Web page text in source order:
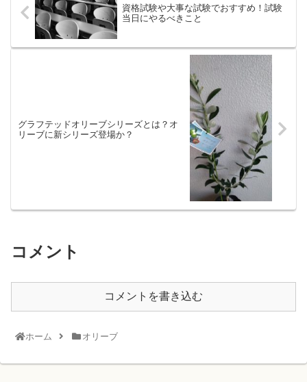
資格試験や大事な試験でおすすめ！試験
当日にやるべきこと
グラフテッドオリーブシリーズとは？オ
リーブに新シリーズ登場か？
コメント
コメントを書き込む
ホーム オリーブ